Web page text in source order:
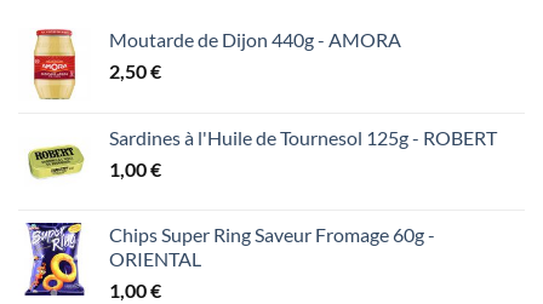
Moutarde de Dijon 440g - AMORA
2,50€
Sardines à l'Huile de Tournesol 125g - ROBERT
1,00€
Chips Super Ring Saveur Fromage 60g -
ORIENTAL
1,00€